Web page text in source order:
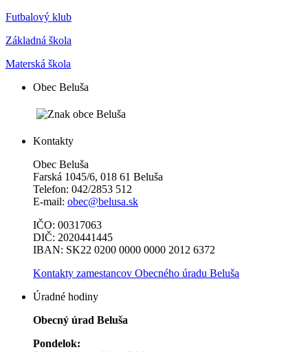
Futbalový klub
Základná škola
Materská škola
Obec Beluša
Kontakty
Obec Beluša
Farská 1045/6, 018 61 Beluša
Telefon: 042/2853 512
E-mail: obec@belusa.sk
IČO: 00317063
DIČ: 2020441445
IBAN: SK22 0200 0000 0000 2012 6372
Kontakty zamestancov Obecného úradu Beluša
Úradné hodiny
Obecný úrad Beluša
Pondelok: